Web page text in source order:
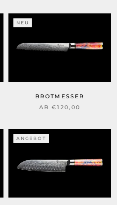
NEU
BROTMESSER
AB €120,00
ANGEBOT